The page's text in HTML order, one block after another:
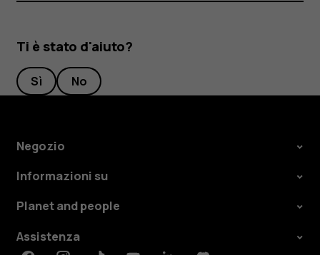
Ti è stato d'aiuto?
Sì No
Negozio
Informazioni su
Planet and people
Assistenza